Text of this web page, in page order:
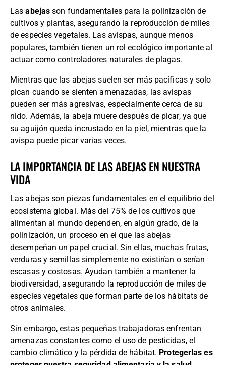
Lasabejas son fundamentales para la polinización de
cultivos y plantas, asegurando la reproducción de miles
de especies vegetales. Las avispas, aunque menos
populares, también tienen un rol ecológico importante al
actuar como controladores naturales de plagas.
Mientras que las abejas suelen ser más pacíficas y solo
pican cuando se sienten amenazadas, las avispas
pueden ser más agresivas, especialmente cerca de su
nido. Además, la abeja muere después de picar, ya que
su aguijón queda incrustado en la piel, mientras que la
avispa puede picar varias veces.
LA IMPORTANCIA DE LAS ABEJAS EN NUESTRA
VIDA
Las abejas son piezas fundamentales en el equilibrio del
ecosistema global. Más del 75% de los cultivos que
alimentan al mundo dependen, en algún grado, de la
polinización, un proceso en el que las abejas
desempeñan un papel crucial. Sin ellas, muchas frutas,
verduras y semillas simplemente no existirían o serían
escasas y costosas. Ayudan también a mantener la
biodiversidad, asegurando la reproducción de miles de
especies vegetales que forman parte de los hábitats de
otros animales.
Sin embargo, estas pequeñas trabajadoras enfrentan
amenazas constantes como el uso de pesticidas, el
cambio climático y la pérdida de hábitat. Protegerlas es